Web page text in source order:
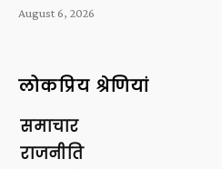
August 6, 2026
लोकप्रिय श्रेणियां
समाचार
राजनीति